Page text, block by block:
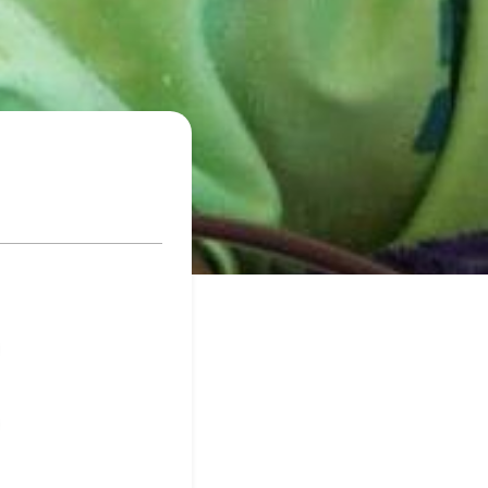
dziecko cierpiące z powodu
i wspieraj edukację rodziców